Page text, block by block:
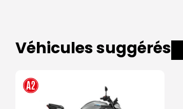
Véhicules suggérés